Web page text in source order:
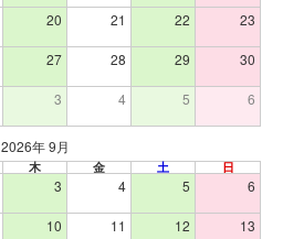
20 21 22 23
27 28 29 30
3 4 5 6
2026年 9月
木 金 土 日
3 4 5 6
10 11 12 13